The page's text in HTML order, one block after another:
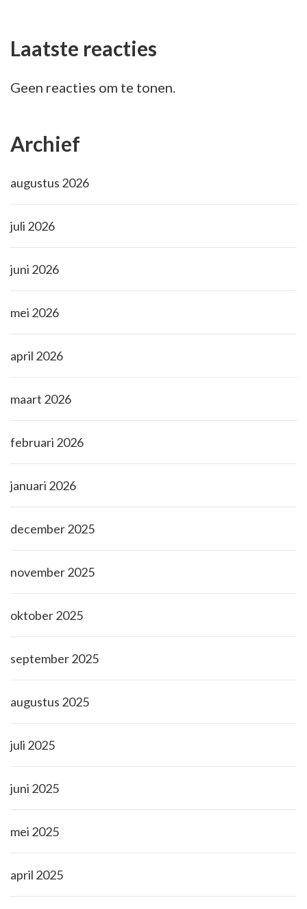
Laatste reacties
Geen reacties om te tonen.
Archief
augustus 2026
juli 2026
juni 2026
mei 2026
april 2026
maart 2026
februari 2026
januari 2026
december 2025
november 2025
oktober 2025
september 2025
augustus 2025
juli 2025
juni 2025
mei 2025
april 2025